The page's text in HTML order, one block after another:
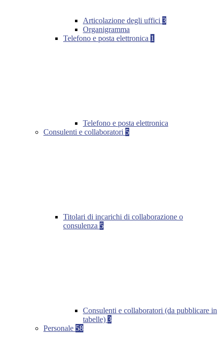
Articolazione degli uffici 3
Organigramma
Telefono e posta elettronica 1
Telefono e posta elettronica
Consulenti e collaboratori 5
Titolari di incarichi di collaborazione o
consulenza 5
Consulenti e collaboratori (da pubblicare in
tabelle) 3
Personale 58